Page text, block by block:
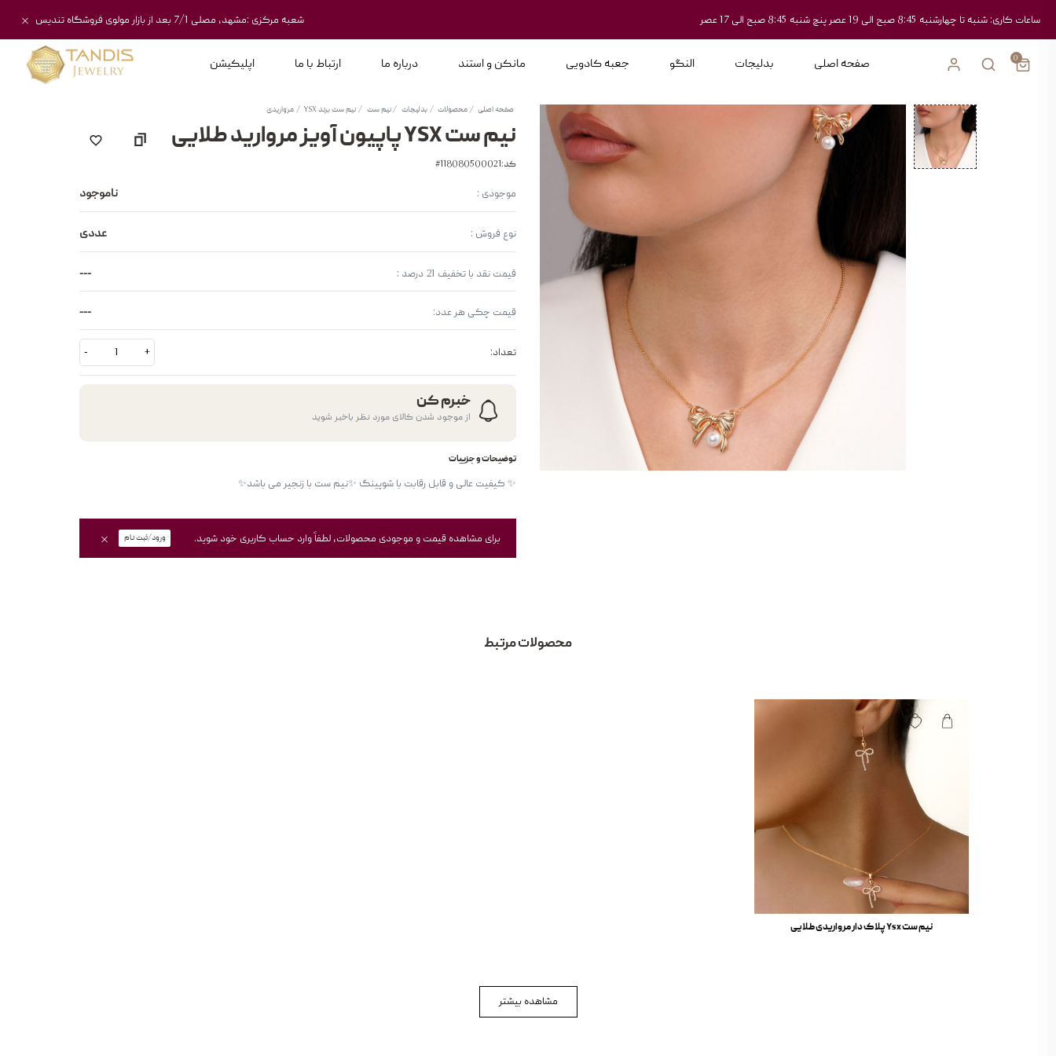
ساعات کاری: شنبه تا چهارشنبه 8:45 صبح الی 19 عصر پنچ شنبه 8:45 صبح الی 17 عصر شعبه مرکزی :مشهد، مصلی 7/1 بعد از بازار مولوی فروشگاه تندیس
0
صفحه اصلی بدلیجات النگو جعبه کادویی مانکن و استند درباره ما ارتباط با ما اپلیکیشن
صفحه اصلی محصولات بدلیجات نیم ست نیم ست برند YSX مرواریدی
نیم ست YSX پاپیون آویز مروارید طلایی
کد:118080500021#
موجودی : ناموجود
نوع فروش : عددی
قیمت نقد با تخفیف 21 درصد : ---
قیمت چکی هر عدد: ---
تعداد: +
-
خبرم کن
از موجود شدن کالای مورد نظر باخبر شوید
توضیحات و جزییات
✨ کیفیت عالی و قابل رقابت با شوپینگ ✨نیم ست با زنجیر می باشد✨
برای مشاهده قیمت و موجودی محصولات، لطفاً وارد حساب کاربری خود شوید. ورود/ثبت نام
محصولات مرتبط
نیم ست Ysx پلاک دار مرواریدی طلایی
مشاهده بیشتر